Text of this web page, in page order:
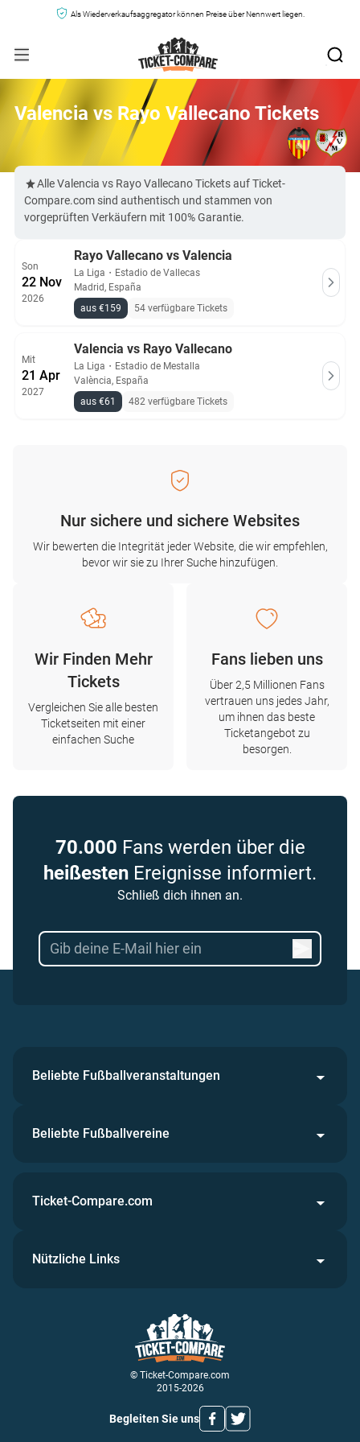
Als Wiederverkaufsaggregator können Preise über Nennwert liegen.
Valencia vs Rayo Vallecano Tickets
Alle Valencia vs Rayo Vallecano Tickets auf Ticket-
Compare.com sind authentisch und stammen von
vorgeprüften Verkäufern mit 100% Garantie.
Son
22 Nov
2026
Rayo Vallecano vs Valencia
La Liga ・ Estadio de Vallecas
Madrid, España
aus €159
54 verfügbare Tickets
Mit
21 Apr
2027
Valencia vs Rayo Vallecano
La Liga ・ Estadio de Mestalla
València, España
aus €61
482 verfügbare Tickets
Nur sichere und sichere Websites
Wir bewerten die Integrität jeder Website, die wir empfehlen,
bevor wir sie zu Ihrer Suche hinzufügen.
Wir Finden Mehr
Tickets
Vergleichen Sie alle besten
Ticketseiten mit einer
einfachen Suche
Fans lieben uns
Über 2,5 Millionen Fans
vertrauen uns jedes Jahr,
um ihnen das beste
Ticketangebot zu
besorgen.
70.000 Fans werden über die
heißesten Ereignisse informiert.
Schließ dich ihnen an.
Beliebte Fußballveranstaltungen
Beliebte Fußballvereine
© Ticket-Compare.com
2015-2026
Begleiten Sie uns
Ticket-Compare.com
Nützliche Links